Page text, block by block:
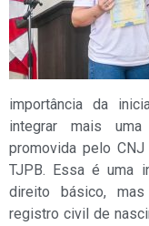
importância da
integrar mais
promovida pelo
TJPB. Essa é uma
direito básico,
registro civil de